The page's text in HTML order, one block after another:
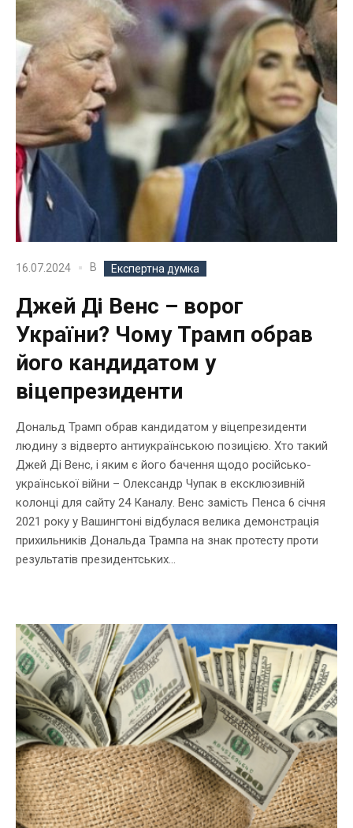
16.07.2024 В Експертна думка
Джей Ді Венс – ворог
України? Чому Трамп обрав
його кандидатом у
віцепрезиденти
Дональд Трамп обрав кандидатом у віцепрезиденти
людину з відверто антиукраїнською позицією. Хто такий
Джей Ді Венс, і яким є його бачення щодо російсько-
української війни – Олександр Чупак в ексклюзивній
колонці для сайту 24 Каналу. Венс замість Пенса 6 січня
2021 року у Вашингтоні відбулася велика демонстрація
прихильників Дональда Трампа на знак протесту проти
результатів президентських...